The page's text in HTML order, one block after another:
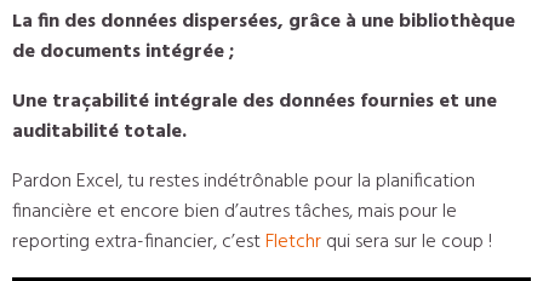
La fin des données dispersées, grâce à une bibliothèque
de documents intégrée ;
Une traçabilité intégrale des données fournies et une
auditabilité totale.
Pardon Excel, tu restes indétrônable pour la planification
financière et encore bien d’autres tâches, mais pour le
reporting extra-financier, c’estFletchrqui sera sur le coup !